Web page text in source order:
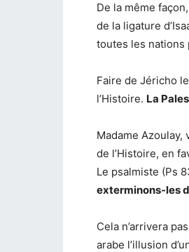
De la même
de la ligature
toutes les nations
Faire de Jéricho
l’Histoire. La
Madame
de l’Histoire, en
Le psalmiste (Ps
exterminons-les
Cela n’arrivera
arabe l’illusion